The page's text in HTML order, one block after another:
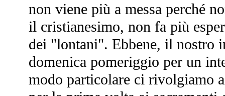
non viene più a messa perché
il cristianesimo, non fa più
dei "lontani". Ebbene, il nostro
domenica pomeriggio per un
modo particolare ci rivolgiamo